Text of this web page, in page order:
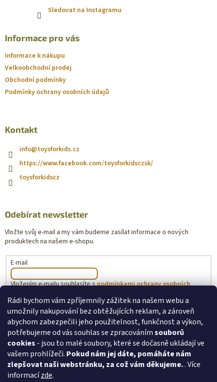
Rádi bychom vám zpříjemnily zážitek na našem webu a
umožnily nakupování bez obtěžujících reklam, a zároveň
abychom zabezpečili jeho použitelnost, funkčnost a výkon,
potřebujeme od vás souhlas se zpracovánímsouborů
cookies - jsou to malé soubory, které se dočasně ukládají ve
vašem prohlížeči. Pokud nám jej dáte, pomáháte nám
zlepšovat naši webstránku, za což vám děkujeme.. Více
informacízde.
Sledovat na Instagramu
Informace pro vás
Informace k nákupu
Velkoobchodní prodej
Obchodní podmínky
Podmínky ochrany osobních údajů
Kontakt
info@toysforkids.cz
https://www.facebook.com/toysforkidsczsk/
toysforkidscz
Odebírat newsletter
Vložte svůj e-mail a my vám budeme zasílat informace o nových
produktech na našem e-shopu.
E-mail
Vložením e-mailu souhlasíte spodmínkami ochrany osobních
PŘIHLÁSIT SE
toysforkids.cz Ochrana osobních údajů